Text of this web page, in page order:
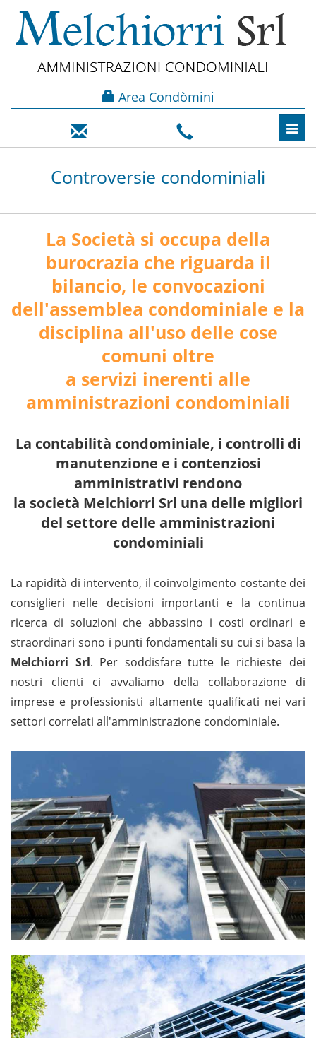
Area Condòmini
Controversie condominiali
La Società si occupa della
burocrazia che riguarda il
bilancio, le convocazioni
dell'assemblea condominiale e la
disciplina all'uso delle cose
comuni oltre
a servizi inerenti alle
amministrazioni condominiali
La contabilità condominiale, i controlli di
manutenzione e i contenziosi
amministrativi rendono
la società Melchiorri Srl una delle migliori
del settore delle amministrazioni
condominiali
La rapidità di intervento, il coinvolgimento costante dei
consiglieri nelle decisioni importanti e la continua
ricerca di soluzioni che abbassino i costi ordinari e
straordinari sono i punti fondamentali su cui si basa la
Melchiorri Srl. Per soddisfare tutte le richieste dei
nostri clienti ci avvaliamo della collaborazione di
imprese e professionisti altamente qualificati nei vari
settori correlati all'amministrazione condominiale.